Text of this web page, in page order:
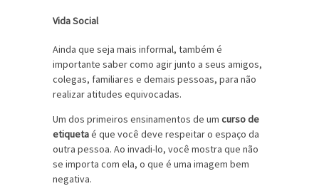
Vida Social
Ainda que seja mais informal, também é
importante saber como agir junto a seus amigos,
colegas, familiares e demais pessoas, para não
realizar atitudes equivocadas.
Um dos primeiros ensinamentos de um curso de
etiquetaé que você deve respeitar o espaço da
outra pessoa. Ao invadi-lo, você mostra que não
se importa com ela, o que é uma imagem bem
negativa.